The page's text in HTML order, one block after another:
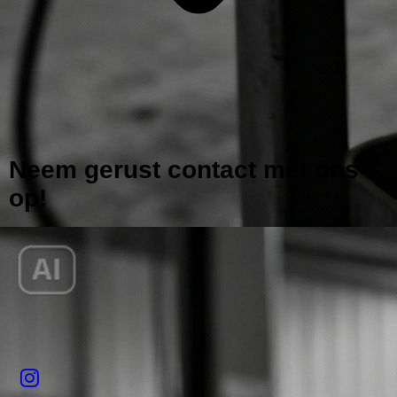
Neem gerust contact met ons
op!